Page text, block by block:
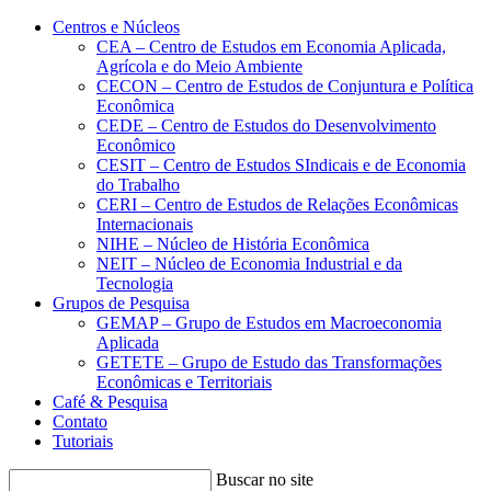
Conteúdo principal Menu principal
Centros e Núcleos
CEA – Centro de Estudos em Economia Aplicada,
Agrícola e do Meio Ambiente
CECON – Centro de Estudos de Conjuntura e Política
Econômica
CEDE – Centro de Estudos do Desenvolvimento
Econômico
CESIT – Centro de Estudos SIndicais e de Economia
do Trabalho
CERI – Centro de Estudos de Relações Econômicas
Internacionais
NIHE – Núcleo de História Econômica
NEIT – Núcleo de Economia Industrial e da
Tecnologia
Grupos de Pesquisa
GEMAP – Grupo de Estudos em Macroeconomia
Aplicada
GETETE – Grupo de Estudo das Transformações
Econômicas e Territoriais
Café & Pesquisa
Contato
Tutoriais
Buscar no site